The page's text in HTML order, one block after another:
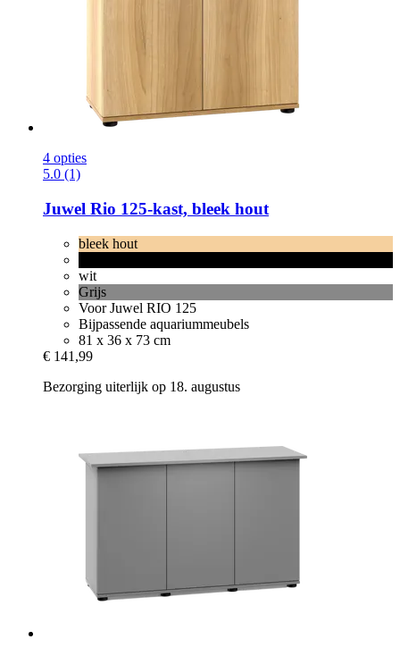
4 opties
5.0 (1)
Juwel Rio 125-​kast, bleek hout
bleek hout
wit
Grijs
Voor Juwel RIO 125
Bijpassende aquariummeubels
81 x 36 x 73 cm
€ 141,99
Bezorging uiterlijk op 18. augustus